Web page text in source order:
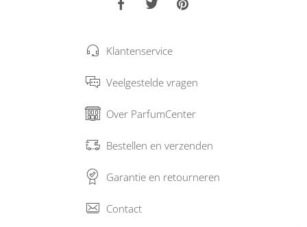
Klantenservice
Veelgestelde vragen
Over ParfumCenter
Bestellen en verzenden
Garantie en retourneren
Contact